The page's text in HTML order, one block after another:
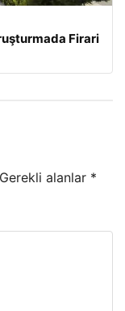
Firari
Gerekli alanlar *